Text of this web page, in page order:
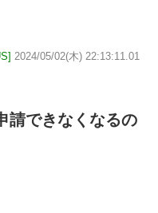
2024/05/02(木) 22:13:11.01
請できなくなるの